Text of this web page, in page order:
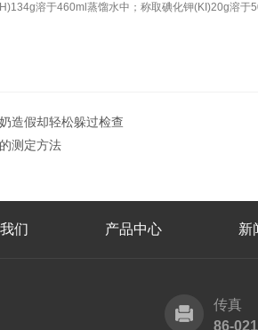
溶于460ml蒸馏水中；称取碘化钾(KI)20g溶
造假却轻松躲过检查
测定方法
们 产品中心 新
传真
86-